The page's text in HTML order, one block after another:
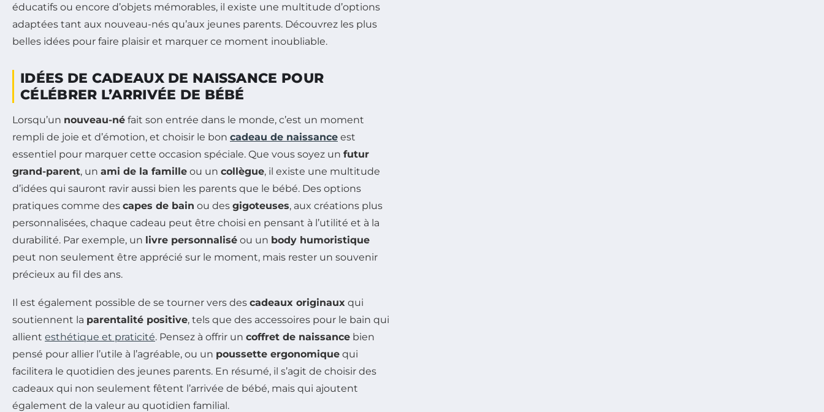
éducatifs ou encore d’objets mémorables, il existe une multitude d’options
adaptées tant aux nouveau-nés qu’aux jeunes parents. Découvrez les plus
belles idées pour faire plaisir et marquer ce moment inoubliable.
IDÉES DE CADEAUX DE NAISSANCE POUR
CÉLÉBRER L’ARRIVÉE DE BÉBÉ
Lorsqu’un nouveau-né fait son entrée dans le monde, c’est un moment
rempli de joie et d’émotion, et choisir le bon cadeau de naissance est
essentiel pour marquer cette occasion spéciale. Que vous soyez un futur
grand-parent, un ami de la famille ou un collègue, il existe une multitude
d’idées qui sauront ravir aussi bien les parents que le bébé. Des options
pratiques comme des capes de bain ou des gigoteuses, aux créations plus
personnalisées, chaque cadeau peut être choisi en pensant à l’utilité et à la
durabilité. Par exemple, un livre personnalisé ou un body humoristique
peut non seulement être apprécié sur le moment, mais rester un souvenir
précieux au fil des ans.
Il est également possible de se tourner vers des cadeaux originaux qui
soutiennent la parentalité positive, tels que des accessoires pour le bain qui
allient esthétique et praticité. Pensez à offrir un coffret de naissance bien
pensé pour allier l’utile à l’agréable, ou un poussette ergonomique qui
facilitera le quotidien des jeunes parents. En résumé, il s’agit de choisir des
cadeaux qui non seulement fêtent l’arrivée de bébé, mais qui ajoutent
également de la valeur au quotidien familial.